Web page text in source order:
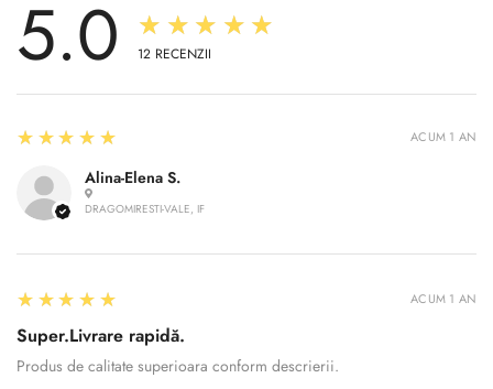
5.0 ★★★★★
12 RECENZII
Alina-Elena S.
DRAGOMIRESTI-VALE, IF
5
★★★★★ ACUM 1 AN
5
★★★★★
Super.Livrare rapidă.
Produs de calitate superioara conform descrierii.
ACUM 1 AN